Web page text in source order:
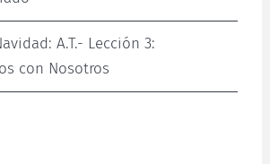
A.T.- Lección 3:
con Nosotros